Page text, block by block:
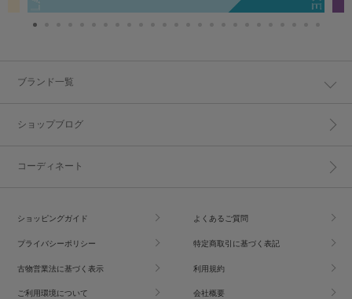
ブランド一覧
ショップブログ
コーディネート
ショッピングガイド よくあるご質問
プライバシーポリシー 特定商取引に基づく表記
古物営業法に基づく表示 利用規約
ご利用環境について 会社概要